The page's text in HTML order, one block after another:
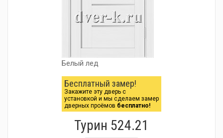
Белый лед
Бесплатный замер!
Закажите эту дверь с
установкой и мы сделаем замер
дверных проёмов бесплатно!
Турин 524.21